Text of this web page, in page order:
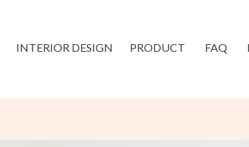
INTERIOR DESIGN PRODUCT FAQ